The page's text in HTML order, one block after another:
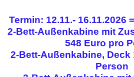
Termin: 12.11.- 16.11.2026
2-Bett-Außenkabine mit
548 Euro pro
2-Bett-Außenkabine, Deck
Person